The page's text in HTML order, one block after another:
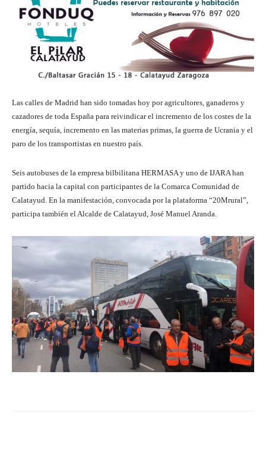
Las calles de Madrid han sido tomadas hoy por agricultores, ganaderos y
cazadores de toda España para reivindicar el incremento de los costes de la
energía, sequía, incremento en las materias primas, la guerra de Ucrania y el
paro de los transportistas en nuestro país.
Seis autobuses de la empresa bilbilitana HERMASA y uno de IJARA han
partido hacia la capital con participantes de la Comarca Comunidad de
Calatayud. En la manifestación, convocada por la plataforma “20Mrural”,
participa también el Alcalde de Calatayud, José Manuel Aranda.